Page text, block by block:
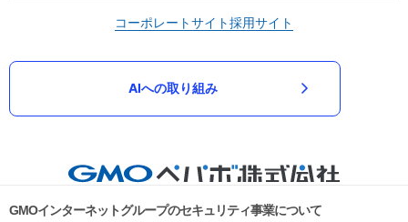
コーポレートサイト採用サイト
AIへの取り組み
GMOインターネットグループのセキュリティ事業について